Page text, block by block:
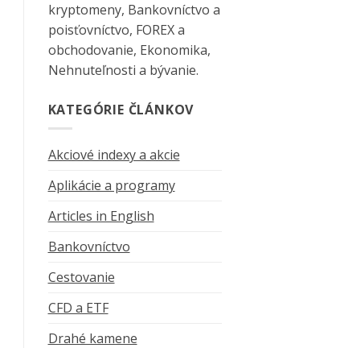
kryptomeny, Bankovníctvo a
poisťovníctvo, FOREX a
obchodovanie, Ekonomika,
Nehnuteľnosti a bývanie.
KATEGÓRIE ČLÁNKOV
Akciové indexy a akcie
Aplikácie a programy
Articles in English
Bankovníctvo
Cestovanie
CFD a ETF
Drahé kamene